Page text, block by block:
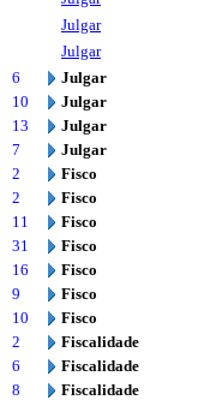
Julgar
Julgar
6
Julgar
10
Julgar
13
Julgar
7
Julgar
2
Fisco
2
Fisco
11
Fisco
31
Fisco
16
Fisco
9
Fisco
10
Fisco
2
Fiscalidade
6
Fiscalidade
8
Fiscalidade